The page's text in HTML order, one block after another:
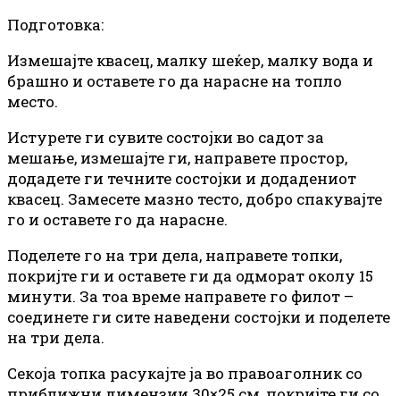
Подготовка:
Измешајте квасец, малку шеќер, малку вода и
брашно и оставете го да нарасне на топло
место.
Истурете ги сувите состојки во садот за
мешање, измешајте ги, направете простор,
додадете ги течните состојки и додадениот
квасец. Замесете мазно тесто, добро спакувајте
го и оставете го да нарасне.
Поделете го на три дела, направете топки,
покријте ги и оставете ги да одморат околу 15
минути. За тоа време направете го филот –
соединете ги сите наведени состојки и поделете
на три дела.
Секоја топка расукајте ја во правоаголник со